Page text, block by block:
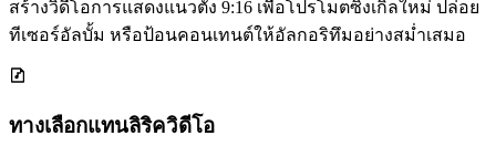
สร้างวิดีโอการแสดงแนวตั้ง 9:16 เพื่อโปรโมตซิงเกิลใหม่ ปล่อย
ทีเซอร์อัลบั้ม หรือป้อนคอนเทนต์ให้อัลกอริทึมอย่างสม่ำเสมอ
ทางเลือกแทนลิริควิดีโอ